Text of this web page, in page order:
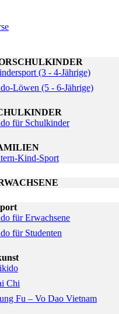
(3 - 4-Jährige)
Löwen (5 - 6-Jährige)
für Schulkinder
Kind-Sport
für Erwachsene
für Studenten
Chi
Fu – Vo Dao Vietnam